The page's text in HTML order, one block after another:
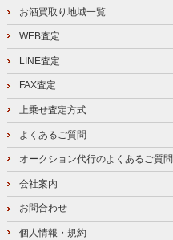
お酒買取り地域一覧
WEB査定
LINE査定
FAX査定
上乗せ査定方式
よくあるご質問
オークション代行のよくあるご質問
会社案内
お問合わせ
個人情報・規約